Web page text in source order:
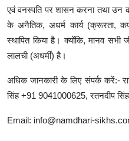
एवं वनस्पति पर शासन करना तथा उन
के अनैतिक, अधर्म कार्य (क्रूरता,
स्थापित किया है। क्योंकि, मानव
लालची (अधर्मी) है।
अधिक जानकारी के लिए संपर्क करें:-
सिंह +91 9041000625, रतनदीप
Email: info@namdhari-